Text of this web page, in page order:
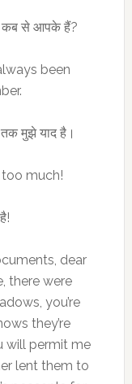
वे कब से आपके हैं?
been
तक मुझे याद है।
too much!
dear
there were
you’re
they’re
will permit me
lent them to